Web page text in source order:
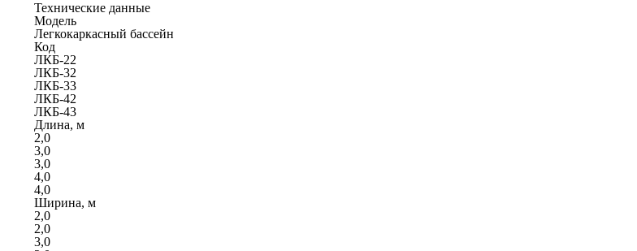
Технические данные
Модель
Легкокаркасный бассейн
Код
ЛКБ-22
ЛКБ-32
ЛКБ-33
ЛКБ-42
ЛКБ-43
Длина, м
2,0
3,0
3,0
4,0
4,0
Ширина, м
2,0
2,0
3,0